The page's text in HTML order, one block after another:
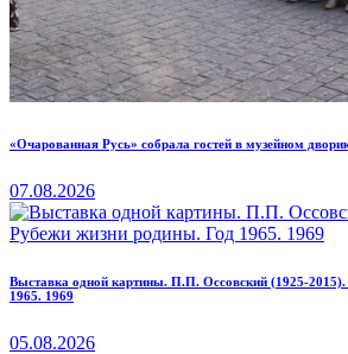
«Очарованная Русь» собрала гостей в музейном
07.08.2026
Выставка одной картины. П.П. Оссовский (1925-
1965. 1969
05.08.2026